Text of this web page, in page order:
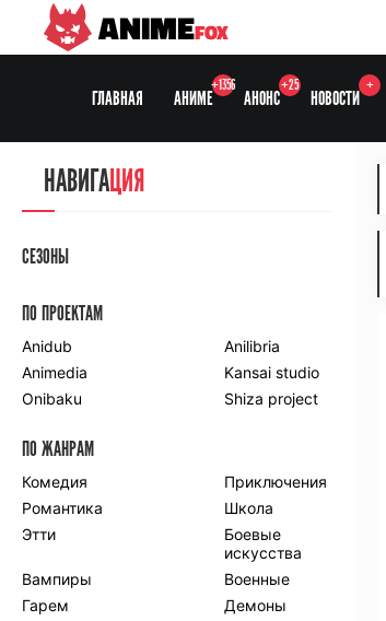
ANIMEFOX
ГЛАВНАЯ АНИМЕ
+1356
АНОНС
+25
НОВОСТИ
+
НАВИГАЦИЯ
СЕЗОНЫ
ПО ПРОЕКТАМ
Anidub
Anilibria
Animedia
Kansai studio
Onibaku
Shiza project
ПО ЖАНРАМ
Комедия
Приключения
Романтика
Школа
Этти
Боевые
искусства
Вампиры
Военные
Гарем
Демоны